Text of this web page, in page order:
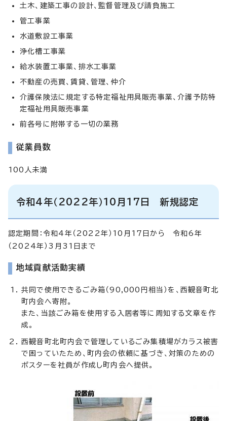
土木、建築工事の設計、監督管理及び請負施工
管工事業
水道敷設工事業
浄化槽工事業
給水装置工事業、排水工事業
不動産の売買、賃貸、管理、仲介
介護保険法に規定する特定福祉用具販売事業、介護予防特
定福祉用具販売事業
前各号に附帯する一切の業務
従業員数
100人未満
令和4年（2022年）10月17日 新規認定
認定期間：令和4年（2022年）10月17日から 令和6年
（2024年）3月31日まで
地域貢献活動実績
共同で使用できるごみ箱（90,000円相当）を、西観音町北
町内会へ寄附。
また、当該ごみ箱を使用する入居者等に周知する文章を作
成。
西観音町北町内会で管理しているごみ集積場がカラス被害
で困っていたため、町内会の依頼に基づき、対策のための
ポスターを社員が作成し町内会へ提供。